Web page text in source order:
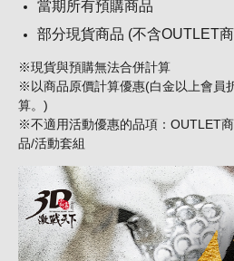
當期所有預購商品
部分現貨商品 (不含OUTLET
※現貨與預購無法合併計算
※以商品原價計算優惠(白金以上會員
算。)
※不適用活動優惠的品項：OUTLET
品/活動套組